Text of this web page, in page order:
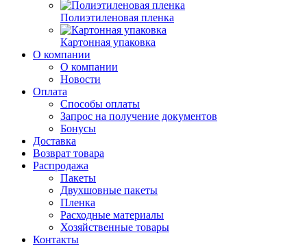
Полиэтиленовая пленка
Картонная упаковка
О компании
О компании
Новости
Оплата
Способы оплаты
Запрос на получение документов
Бонусы
Доставка
Возврат товара
Распродажа
Пакеты
Двухшовные пакеты
Пленка
Расходные материалы
Хозяйственные товары
Контакты